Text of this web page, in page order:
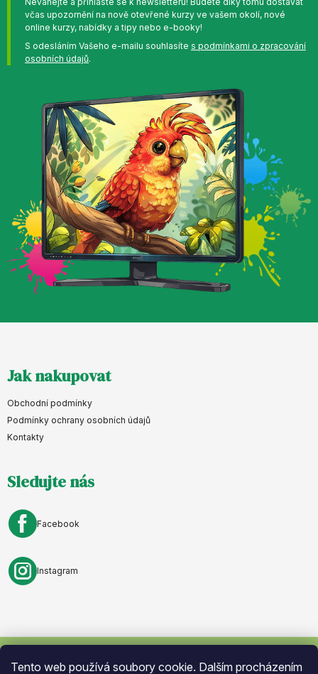
Tento web používá soubory cookie. Dalším procházením
včas upozornění na nově otevřené kurzy ve vašem okolí, nové
online kurzy, nabídky a tipy nebo e-booky!
S odesláním Vašeho e-mailu souhlasíte s podmínkami o zpracování
osobních údajů.
á
p
a
Jak nakupovat
Obchodní podmínky
Podmínky ochrany osobních údajů
Kontakty
Sledujte nás
Facebook
Instagram